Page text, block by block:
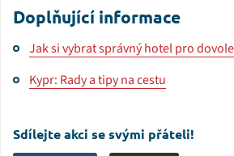
Doplňující informace
Jak si vybrat správný hotel pro
Kypr: Rady a tipy na cestu
Sdílejte akci se svými přáteli!